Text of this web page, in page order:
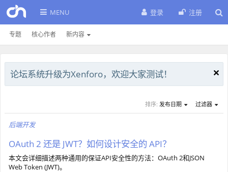
MENU
专题 核心作者 新内容
登录 注册
论坛系统升级为Xenforo，欢迎大家测试！
排序: 发布日期 过滤器
后端开发
OAuth 2 还是 JWT？如何设计安全的 API？
本文会详细描述两种通用的保证API安全性的方法：OAuth 2和JSON
Web Token (JWT)。